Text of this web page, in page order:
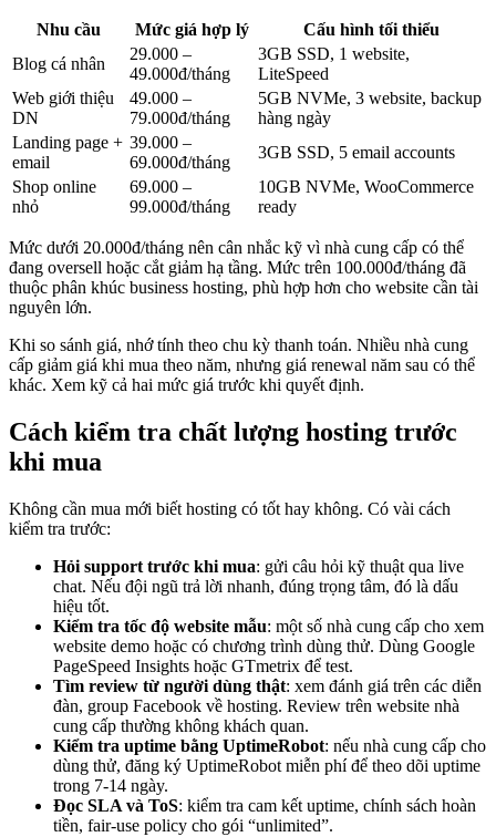
Nhu cầu Mức giá hợp lý
Cấu hình tối thiểu
Blog cá nhân
29.000 –
49.000đ/tháng
3GB SSD, 1 website,
LiteSpeed
Web giới thiệu
DN
49.000 –
79.000đ/tháng
5GB NVMe, 3 website, backup
hàng ngày
Landing page +
email
39.000 –
69.000đ/tháng
3GB SSD, 5 email accounts
Shop online
nhỏ
69.000 –
99.000đ/tháng
10GB NVMe, WooCommerce
ready
Mức dưới 20.000đ/tháng nên cân nhắc kỹ vì nhà cung cấp có thể
đang oversell hoặc cắt giảm hạ tầng. Mức trên 100.000đ/tháng đã
thuộc phân khúc business hosting, phù hợp hơn cho website cần tài
nguyên lớn.
Khi so sánh giá, nhớ tính theo chu kỳ thanh toán. Nhiều nhà cung
cấp giảm giá khi mua theo năm, nhưng giá renewal năm sau có thể
khác. Xem kỹ cả hai mức giá trước khi quyết định.
Cách kiểm tra chất lượng hosting trước
khi mua
Không cần mua mới biết hosting có tốt hay không. Có vài cách
kiểm tra trước:
Hỏi support trước khi mua: gửi câu hỏi kỹ thuật qua live
chat. Nếu đội ngũ trả lời nhanh, đúng trọng tâm, đó là dấu
hiệu tốt.
Kiểm tra tốc độ website mẫu: một số nhà cung cấp cho xem
website demo hoặc có chương trình dùng thử. Dùng Google
PageSpeed Insights hoặc GTmetrix để test.
Tìm review từ người dùng thật: xem đánh giá trên các diễn
đàn, group Facebook về hosting. Review trên website nhà
cung cấp thường không khách quan.
Kiểm tra uptime bằng UptimeRobot: nếu nhà cung cấp cho
dùng thử, đăng ký UptimeRobot miễn phí để theo dõi uptime
trong 7-14 ngày.
Đọc SLA và ToS: kiểm tra cam kết uptime, chính sách hoàn
tiền, fair-use policy cho gói “unlimited”.